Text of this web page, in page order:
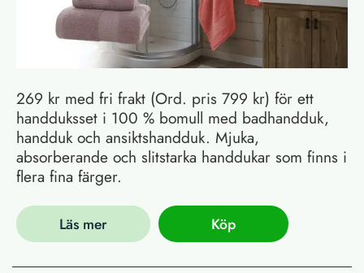
269 kr med fri frakt (Ord. pris 799 kr) för ett
handduksset i 100 % bomull med badhandduk,
handduk och ansiktshandduk. Mjuka,
absorberande och slitstarka handdukar som finns i
flera fina färger.
Läs mer Köp